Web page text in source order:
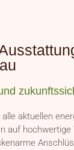
aktuellen
auf hochwertige